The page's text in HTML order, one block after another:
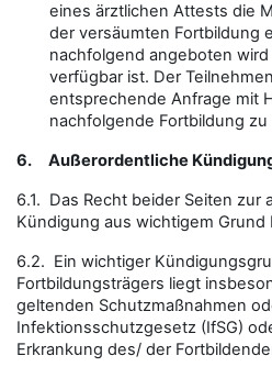
eines ärztlichen Attests die
der versäumten Fortbildung
nachfolgend angeboten
verfügbar ist. Der
entsprechende Anfrage mit
nachfolgende Fortbildung zu
6. Außerordentliche
6.1. Das Recht beider Seiten zur
Kündigung aus wichtigem Grund
6.2. Ein wichtiger
Fortbildungsträgers liegt
geltenden Schutzmaßnahmen
Infektionsschutzgesetz (IfSG)
Erkrankung des/ der